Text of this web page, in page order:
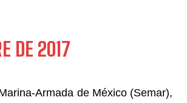
DE 2017
Armada de México (Semar),